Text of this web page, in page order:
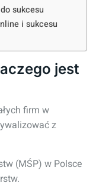
sukcesu
i sukcesu
jest
firm w
z
(MŚP) w Polsce